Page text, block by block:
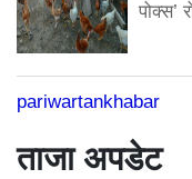
पोक्स’
pariwartankhabar
ताजा अपडेट